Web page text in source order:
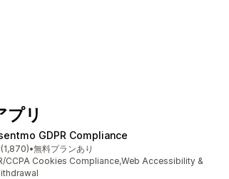
プリ
GDPR Compliance
星中
(1,870)
ビュー数：1870件
•無料プランあり
CCPA Cookies Compliance,Web Accessibility &